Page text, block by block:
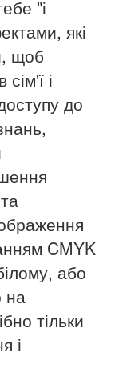
"і
які
щоб
сім'ї і
до
CMYK
ому, або
на
тільки
і